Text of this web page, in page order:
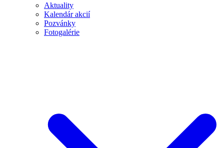
Aktuality
Kalendár akcií
Pozvánky
Fotogalérie